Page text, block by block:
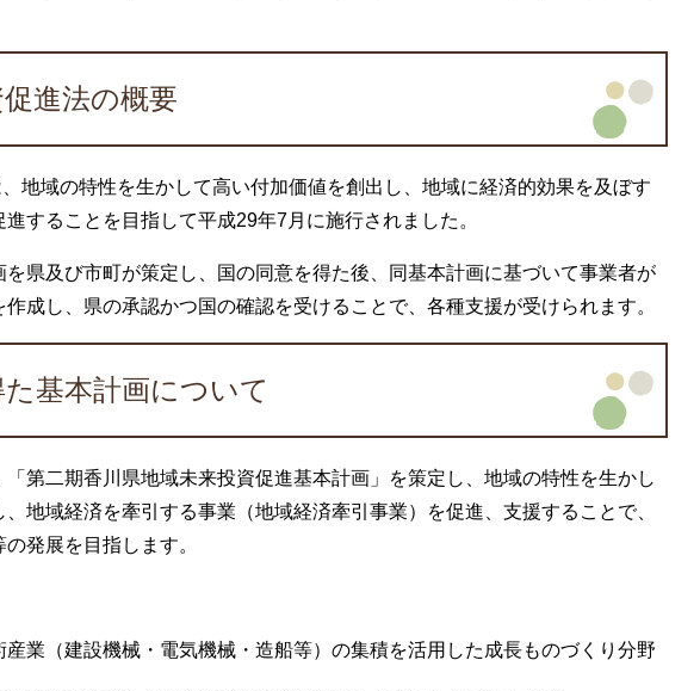
進法の概要
地域の特性を生かして高い付加価値を創出し、地域に経済的効果を及ぼす
進することを目指して平成29年7月に施行されました。
県及び市町が策定し、国の同意を得た後、同基本計画に基づいて事業者が
成し、県の承認かつ国の確認を受けることで、各種支援が受けられます。
基本計画について
第二期香川県地域未来投資促進基本計画」を策定し、地域の特性を生かし
地域経済を牽引する事業（地域経済牽引事業）を促進、支援することで、
発展を目指します。
業（建設機械・電気機械・造船等）の集積を活用した成長ものづくり分野